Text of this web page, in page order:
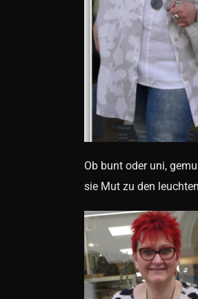
Ob bunt oder uni,
sie Mut zu den